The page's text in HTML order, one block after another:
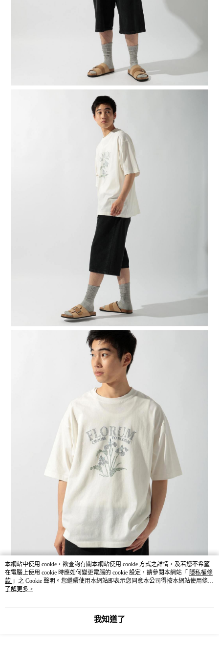
本網站中使用 cookie，欲查詢有關本網站使用 cookie 方式之詳情，及若您不希望
在電腦上使用 cookie 時應如何變更電腦的 cookie 設定，請參閱本網站「 隱私權條
款 」之 Cookie 聲明。您繼續使用本網站即表示您同意本公司得按本網站使用條款
之 Cookie 聲明使用 cookie。
了解更多 >
我知道了